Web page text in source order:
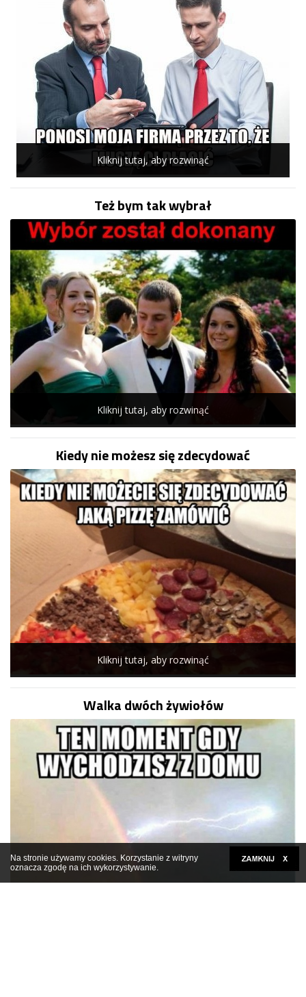
Kliknij tutaj, aby rozwinąć
Też bym tak wybrał
Kliknij tutaj, aby rozwinąć
Kiedy nie możesz się zdecydować
Kliknij tutaj, aby rozwinąć
Walka dwóch żywiołów
Na stronie używamy cookies. Korzystanie z witryny
oznacza zgodę na ich wykorzystywanie.